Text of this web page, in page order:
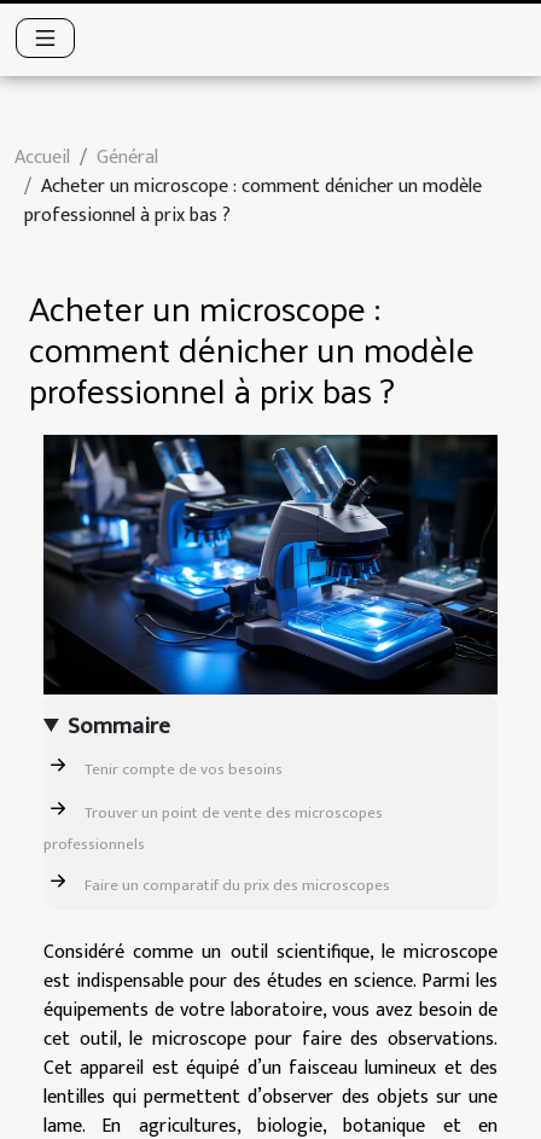
Accueil
Général
Acheter un microscope : comment dénicher un modèle
professionnel à prix bas ?
Acheter un microscope :
comment dénicher un modèle
professionnel à prix bas ?
Sommaire
Tenir compte de vos besoins
Trouver un point de vente des microscopes
professionnels
Faire un comparatif du prix des microscopes
Considéré comme un outil scientifique, le microscope
est indispensable pour des études en science. Parmi les
équipements de votre laboratoire, vous avez besoin de
cet outil, le microscope pour faire des observations.
Cet appareil est équipé d’un faisceau lumineux et des
lentilles qui permettent d’observer des objets sur une
lame. En agricultures, biologie, botanique et en